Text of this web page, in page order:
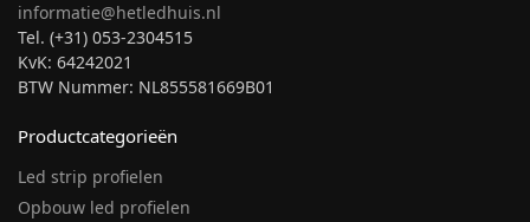
informatie@hetledhuis.nl
Tel. (+31) 053-2304515
KvK: 64242021
BTW Nummer: NL855581669B01
Productcategorieën
Led strip profielen
Opbouw led profielen